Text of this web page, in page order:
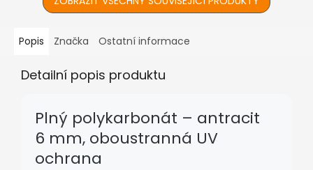
Popis Značka Ostatní informace
Detailní popis produktu
Plný polykarbonát – antracit
6 mm, oboustranná UV
ochrana